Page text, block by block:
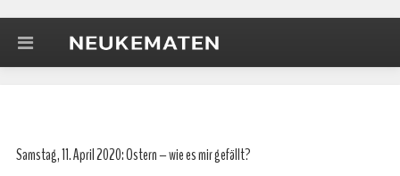
Samstag, 11. April 2020: Ostern – wie es mir gefällt?